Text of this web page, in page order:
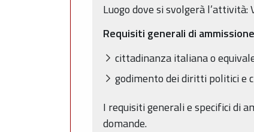
Luogo dove si svolgerà
Requisiti generali di
cittadinanza italiana o
godimento dei diritti politici e
I requisiti generali e specifici di
domande.